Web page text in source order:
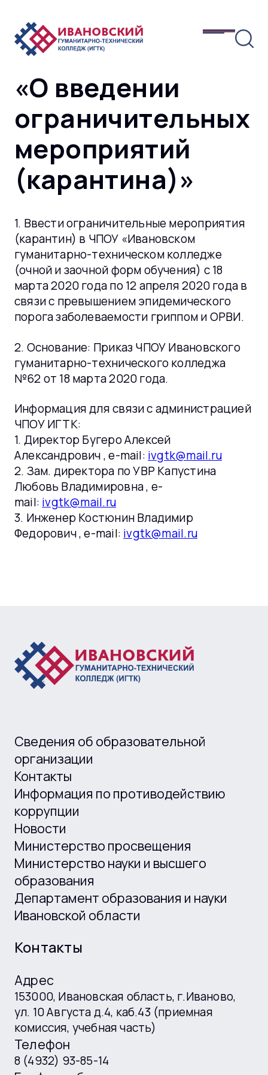
«О введении
ограничительных
мероприятий
(карантина)»
1. Ввести ограничительные мероприятия
(карантин) в ЧПОУ «Ивановском
гуманитарно-техническом колледже
(очной и заочной форм обучения) с 18
марта 2020 года по 12 апреля 2020 года в
связи с превышением эпидемического
порога заболеваемости гриппом и ОРВИ.
2. Основание: Приказ ЧПОУ Ивановского
гуманитарно-технического колледжа
№62 от 18 марта 2020 года.
Информация для связи с администрацией
ЧПОУ ИГТК:
1. Директор Бугеро Алексей
Александрович , e-mail: ivgtk@mail.ru
2. Зам. директора по УВР Капустина
Любовь Владимировна , e-
mail: ivgtk@mail.ru
3. Инженер Костюнин Владимир
Федорович , e-mail: ivgtk@mail.ru
Сведения об образовательной
организации
Контакты
Информация по противодействию
коррупции
Новости
Министерство просвещения
Министерство науки и высшего
образования
Департамент образования и науки
Ивановской области
Контакты
Адрес
153000, Ивановская область, г.Иваново,
ул. 10 Августа д.4, каб.43 (приемная
комиссия, учебная часть)
Телефон
8 (4932) 93-85-14